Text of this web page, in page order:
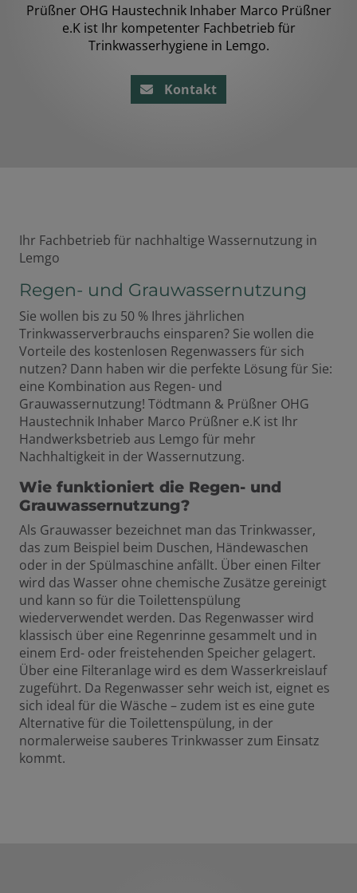
Prüßner OHG Haustechnik Inhaber Marco Prüßner
e.K ist Ihr kompetenter Fachbetrieb für
Trinkwasserhygiene in Lemgo.
Kontakt
Ihr Fachbetrieb für nachhaltige Wassernutzung in
Lemgo
Regen- und Grauwassernutzung
Sie wollen bis zu 50 % Ihres jährlichen
Trinkwasserverbrauchs einsparen? Sie wollen die
Vorteile des kostenlosen Regenwassers für sich
nutzen? Dann haben wir die perfekte Lösung für Sie:
eine Kombination aus Regen- und
Grauwassernutzung! Tödtmann & Prüßner OHG
Haustechnik Inhaber Marco Prüßner e.K ist Ihr
Handwerksbetrieb aus Lemgo für mehr
Nachhaltigkeit in der Wassernutzung.
Wie funktioniert die Regen- und
Grauwassernutzung?
Als Grauwasser bezeichnet man das Trinkwasser,
das zum Beispiel beim Duschen, Händewaschen
oder in der Spülmaschine anfällt. Über einen Filter
wird das Wasser ohne chemische Zusätze gereinigt
und kann so für die Toilettenspülung
wiederverwendet werden. Das Regenwasser wird
klassisch über eine Regenrinne gesammelt und in
einem Erd- oder freistehenden Speicher gelagert.
Über eine Filteranlage wird es dem Wasserkreislauf
zugeführt. Da Regenwasser sehr weich ist, eignet es
sich ideal für die Wäsche – zudem ist es eine gute
Alternative für die Toilettenspülung, in der
normalerweise sauberes Trinkwasser zum Einsatz
kommt.